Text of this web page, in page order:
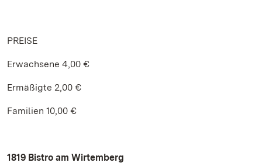
PREISE
Erwachsene 4,00 €
Ermäßigte 2,00 €
Familien 10,00 €
1819 Bistro am Wirtemberg